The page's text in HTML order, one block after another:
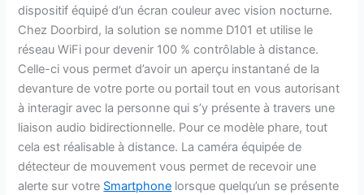
dispositif équipé d’un écran couleur avec vision nocturne.
Chez Doorbird, la solution se nomme D101 et utilise le
réseau WiFi pour devenir 100 % contrôlable à distance.
Celle-ci vous permet d’avoir un aperçu instantané de la
devanture de votre porte ou portail tout en vous autorisant
à interagir avec la personne qui s’y présente à travers une
liaison audio bidirectionnelle. Pour ce modèle phare, tout
cela est réalisable à distance. La caméra équipée de
détecteur de mouvement vous permet de recevoir une
alerte sur votre Smartphone lorsque quelqu’un se présente